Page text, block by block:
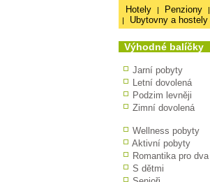
Hotely | Penziony |
| Ubytovny a hostely
Výhodné balíčky
Jarní pobyty
Letní dovolená
Podzim levněji
Zimní dovolená
Wellness pobyty
Aktivní pobyty
Romantika pro dva
S dětmi